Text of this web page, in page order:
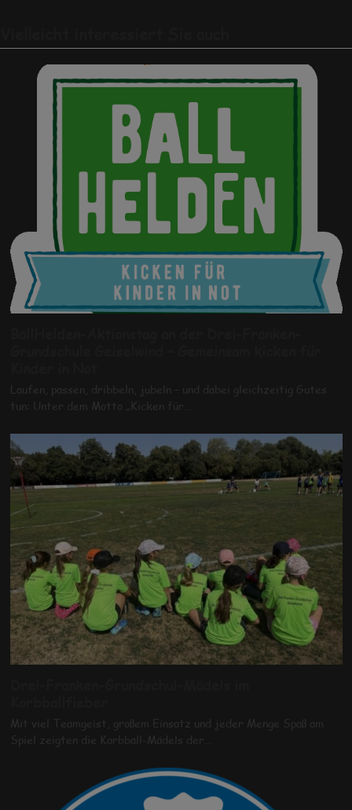
Laufen, passen, dribbeln, jubeln – und dabei gleichzeitig Gutes
tun: Unter dem Motto „Kicken für…
Mit viel Teamgeist, großem Einsatz und jeder Menge Spaß am
Spiel zeigten die Korbball-Mädels der…